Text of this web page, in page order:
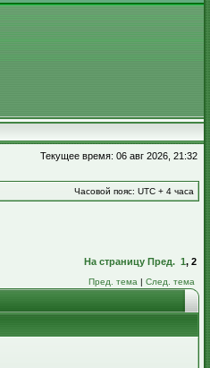
Текущее время: 06 авг 2026, 21:32
Часовой пояс: UTC + 4 часа
На страницу Пред. 1, 2
Пред. тема | След. тема